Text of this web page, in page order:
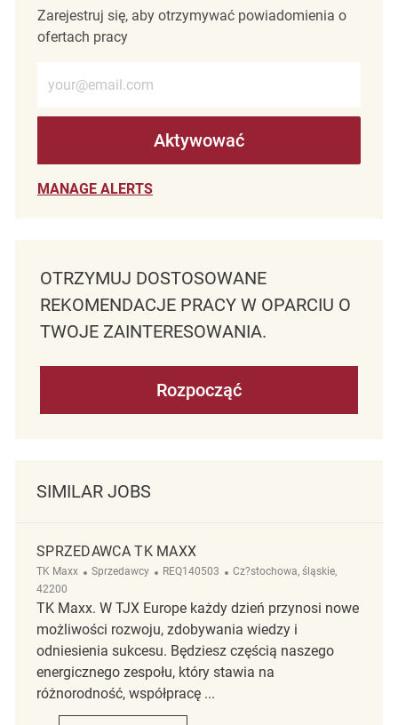
Zarejestruj się, aby otrzymywać powiadomienia o
ofertach pracy
Aktywować
MANAGE ALERTS
OTRZYMUJ DOSTOSOWANE
REKOMENDACJE PRACY W OPARCIU O
TWOJE ZAINTERESOWANIA.
Rozpocząć
SIMILAR JOBS
SPRZEDAWCA TK MAXX
TK Maxx Kategoria
Sprzedawcy ReqId
REQ140503 Lokalizacja
Cz?stochowa, śląskie,
42200
TK Maxx. W TJX Europe każdy dzień przynosi nowe
możliwości rozwoju, zdobywania wiedzy i
odniesienia sukcesu. Będziesz częścią naszego
energicznego zespołu, który stawia na
różnorodność, współpracę ...